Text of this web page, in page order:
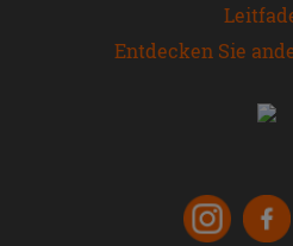
Entdecken Sie